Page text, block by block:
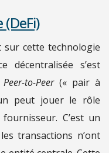
sur cette technologie
s’est
Peer-to-Peer(« pair à
peut jouer le rôle
C’est un
transactions n’ont